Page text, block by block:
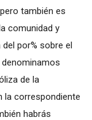
también es
comunidad y
por% sobre el
de la
la correspondiente
habrás